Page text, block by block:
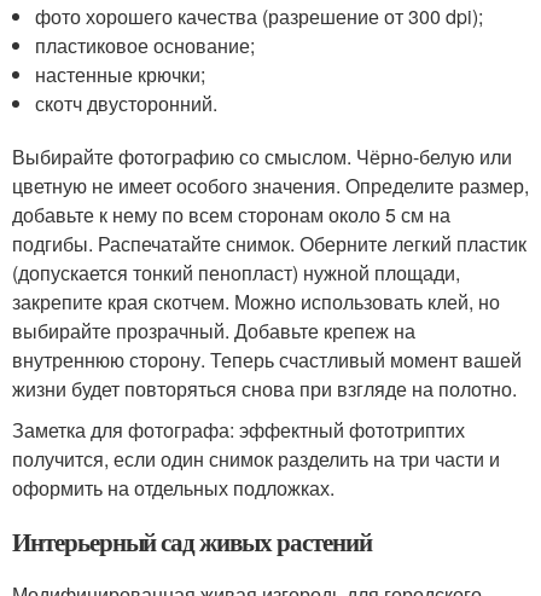
фото хорошего качества (разрешение от 300 dpi);
пластиковое основание;
настенные крючки;
скотч двусторонний.
Выбирайте фотографию со смыслом. Чёрно-белую или
цветную не имеет особого значения. Определите размер,
добавьте к нему по всем сторонам около 5 см на
подгибы. Распечатайте снимок. Оберните легкий пластик
(допускается тонкий пенопласт) нужной площади,
закрепите края скотчем. Можно использовать клей, но
выбирайте прозрачный. Добавьте крепеж на
внутреннюю сторону. Теперь счастливый момент вашей
жизни будет повторяться снова при взгляде на полотно.
Заметка для фотографа: эффектный фототриптих
получится, если один снимок разделить на три части и
оформить на отдельных подложках.
Интерьерный сад живых растений